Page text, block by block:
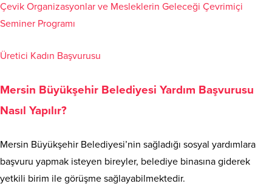
Çevik Organizasyonlar ve Mesleklerin Geleceği Çevrimiçi
Seminer Programı
Üretici Kadın Başvurusu
Mersin Büyükşehir Belediyesi Yardım Başvurusu
Nasıl Yapılır?
Mersin Büyükşehir Belediyesi’nin sağladığı sosyal yardımlara
başvuru yapmak isteyen bireyler, belediye binasına giderek
yetkili birim ile görüşme sağlayabilmektedir.